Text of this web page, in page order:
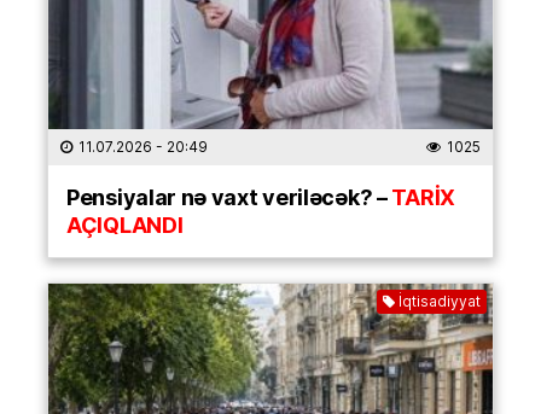
11.07.2026 - 20:49 1025
Pensiyalar nə vaxt veriləcək? –TARİX
AÇIQLANDI
İqtisadiyyat